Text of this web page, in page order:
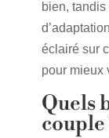
bien, tandis
éclairé sur
pour mieux
Quels
couple